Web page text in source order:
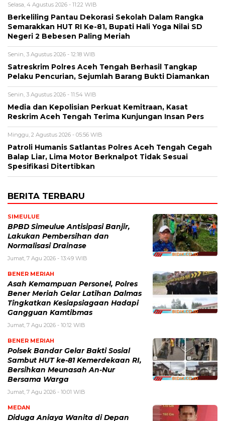
Selasa, 4 Agustus 2026 - 11:22 WIB
Berkeliling Pantau Dekorasi Sekolah Dalam Rangka
Semarakkan HUT RI Ke-81, Bupati Hali Yoga Nilai SD
Negeri 2 Bebesen Paling Meriah
Senin, 3 Agustus 2026 - 12:18 WIB
Satreskrim Polres Aceh Tengah Berhasil Tangkap
Pelaku Pencurian, Sejumlah Barang Bukti Diamankan
Senin, 3 Agustus 2026 - 11:54 WIB
Media dan Kepolisian Perkuat Kemitraan, Kasat
Reskrim Aceh Tengah Terima Kunjungan Insan Pers
Minggu, 2 Agustus 2026 - 05:56 WIB
Patroli Humanis Satlantas Polres Aceh Tengah Cegah
Balap Liar, Lima Motor Berknalpot Tidak Sesuai
Spesifikasi Ditertibkan
BERITA TERBARU
SIMEULUE
BPBD Simeulue Antisipasi Banjir,
Lakukan Pembersihan dan
Normalisasi Drainase
Jumat, 7 Agu 2026 - 13:49 WIB
BENER MERIAH
Asah Kemampuan Personel, Polres
Bener Meriah Gelar Latihan Dalmas
Tingkatkan Kesiapsiagaan Hadapi
Gangguan Kamtibmas
Jumat, 7 Agu 2026 - 10:12 WIB
BENER MERIAH
Polsek Bandar Gelar Bakti Sosial
Sambut HUT ke-81 Kemerdekaan RI,
Bersihkan Meunasah An-Nur
Bersama Warga
Jumat, 7 Agu 2026 - 10:01 WIB
MEDAN
Diduga Aniaya Wanita di Depan